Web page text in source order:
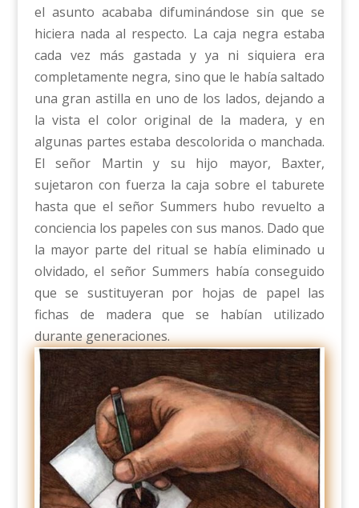
el asunto acababa difuminándose sin que se
hiciera nada al respecto. La caja negra estaba
cada vez más gastada y ya ni siquiera era
completamente negra, sino que le había saltado
una gran astilla en uno de los lados, dejando a
la vista el color original de la madera, y en
algunas partes estaba descolorida o manchada.
El señor Martin y su hijo mayor, Baxter,
sujetaron con fuerza la caja sobre el taburete
hasta que el señor Summers hubo revuelto a
conciencia los papeles con sus manos. Dado que
la mayor parte del ritual se había eliminado u
olvidado, el señor Summers había conseguido
que se sustituyeran por hojas de papel las
fichas de madera que se habían utilizado
durante generaciones.